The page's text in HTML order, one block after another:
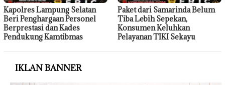
Kapolres Lampung Selatan
Beri Penghargaan Personel
Berprestasi dan Kades
Pendukung Kamtibmas
Paket dari Samarinda Belum
Tiba Lebih Sepekan,
Konsumen Keluhkan
Pelayanan TIKI Sekayu
IKLAN BANNER